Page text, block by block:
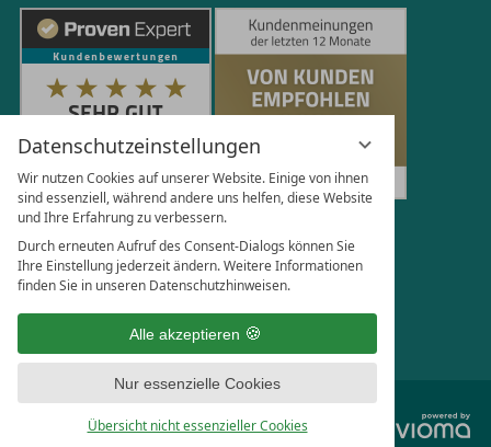
Datenschutzeinstellungen
Wir nutzen Cookies auf unserer Website. Einige von ihnen
sind essenziell, während andere uns helfen, diese Website
und Ihre Erfahrung zu verbessern.
Durch erneuten Aufruf des Consent-Dialogs können Sie
Ihre Einstellung jederzeit ändern. Weitere Informationen
finden Sie in unseren Datenschutzhinweisen.
Alle akzeptieren
Nur essenzielle Cookies
Übersicht nicht essenzieller Cookies